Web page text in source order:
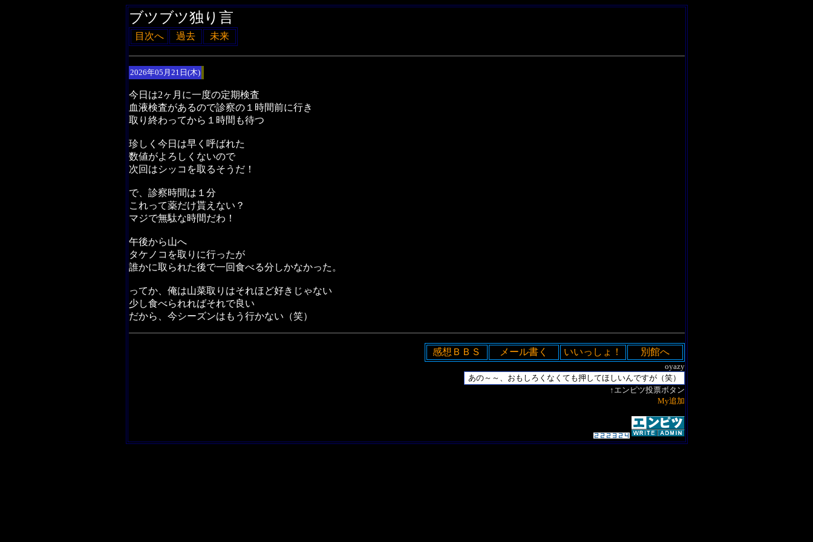
ブツブツ独り言
目次へ 過去 未来
2026年05月21日(木)
今日は2ヶ月に一度の定期検査
血液検査があるので診察の１時間前に行き
取り終わってから１時間も待つ
珍しく今日は早く呼ばれた
数値がよろしくないので
次回はシッコを取るそうだ！
で、診察時間は１分
これって薬だけ貰えない？
マジで無駄な時間だわ！
午後から山へ
タケノコを取りに行ったが
誰かに取られた後で一回食べる分しかなかった。
ってか、俺は山菜取りはそれほど好きじゃない
少し食べられればそれで良い
だから、今シーズンはもう行かない（笑）
感想ＢＢＳ メール書く いいっしょ！ 別館へ
oyazy
↑エンピツ投票ボタン
My追加